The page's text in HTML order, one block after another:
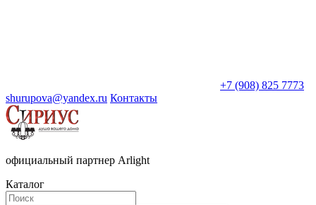
+7 (908) 825 7773
shurupova@yandex.ru Контакты
официальный партнер Arlight
Каталог